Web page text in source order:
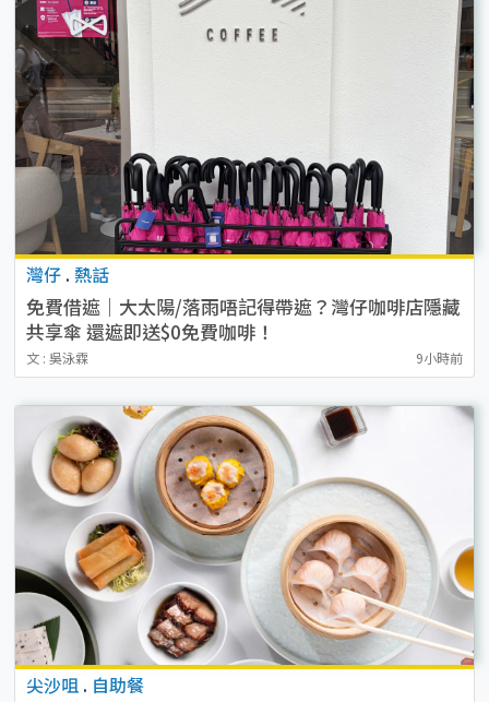
灣仔 . 熱話
免費借遮｜大太陽/落雨唔記得帶遮？灣仔咖啡店隱藏
共享傘 還遮即送$0免費咖啡！
文 : 吳泳霖 9小時前
尖沙咀 . 自助餐